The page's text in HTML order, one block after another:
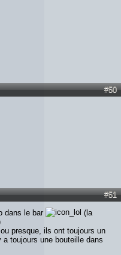
#50
#51
dans le bar
(la
presque, ils ont toujours un
toujours une bouteille dans